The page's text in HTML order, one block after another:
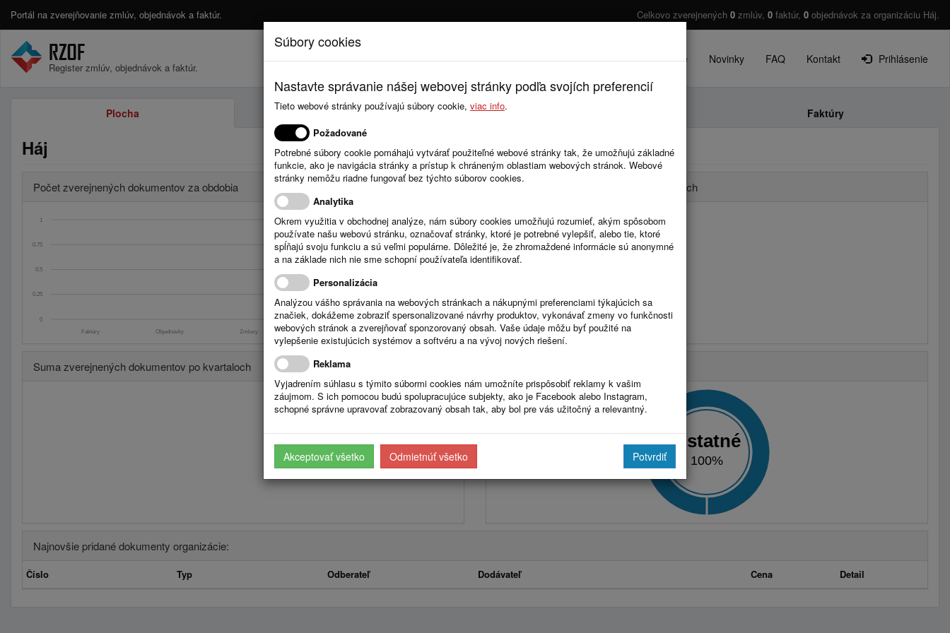
Portál na zverejňovanie zmlúv, objednávok a faktúr. Celkovo zverejnených 0 zmlúv, 0 faktúr, 0 objednávok za organizáciu Háj.
Register zmlúv, objednávok a faktúr.
Úvod Cenník O projekte Novinky FAQ Kontakt Prihlásenie
Plocha Zmluvy Faktúry
Háj
Počet zverejnených dokumentov za obdobia
0
0.25
0.5
0.75
1
Úradná tabuľa: Stavebný úrad
Zmluvy
Objednávky
Faktúry
Úradná tabuľa: Stavebný úrad
Celkom: 0
Posledný mesiac: 0
Počet zverejnených dokumentov po rokoch
Suma zverejnených dokumentov po kvartaloch
Ostatné
100%
Najnovšie pridané dokumenty organizácie:
Číslo Typ Odberateľ Dodávateľ Cena Detail
Súbory cookies
Nastavte správanie nášej webovej stránky podľa svojích preferencií
Tieto webové stránky používajú súbory cookie, viac info.
Požadované
Potrebné súbory cookie pomáhajú vytvárať použiteľné webové stránky tak, že umožňujú základné
funkcie, ako je navigácia stránky a prístup k chráneným oblastiam webových stránok. Webové
stránky nemôžu riadne fungovať bez týchto súborov cookies.
Analytika
Okrem využitia v obchodnej analýze, nám súbory cookies umožňujú rozumieť, akým spôsobom
používate našu webovú stránku, označovať stránky, ktoré je potrebné vylepšiť, alebo tie, ktoré
spĺňajú svoju funkciu a sú veľmi populárne. Dôležité je, že zhromaždené informácie sú anonymné
a na základe nich nie sme schopní používateľa identifikovať.
Personalizácia
Analýzou vášho správania na webových stránkach a nákupnými preferenciami týkajúcich sa
značiek, dokážeme zobraziť spersonalizované návrhy produktov, vykonávať zmeny vo funkčnosti
webových stránok a zverejňovať sponzorovaný obsah. Vaše údaje môžu byť použité na
vylepšenie existujúcich systémov a softvéru a na vývoj nových riešení.
Reklama
Vyjadrením súhlasu s týmito súbormi cookies nám umožníte prispôsobiť reklamy k vašim
záujmom. S ich pomocou budú spolupracujúce subjekty, ako je Facebook alebo Instagram,
schopné správne upravovať zobrazovaný obsah tak, aby bol pre vás užitočný a relevantný.
Akceptovať všetko Odmietnúť všetko Potvrdiť